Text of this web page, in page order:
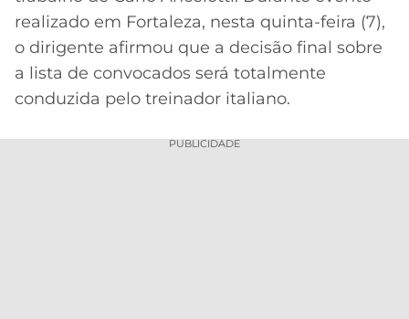
ONLINE
2026
GRÊMIO
ATLÉTICO
LALIGA
realizado em Fortaleza, nesta quinta-feira (7),
o dirigente afirmou que a decisão final sobre
a lista de convocados será totalmente
conduzida pelo treinador italiano.
PUBLICIDADE